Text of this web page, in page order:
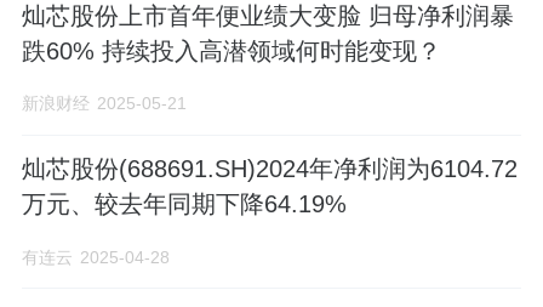
灿芯股份上市首年便业绩大变脸 归母净利润暴
跌60% 持续投入高潜领域何时能变现？
新浪财经 2025-05-21
灿芯股份(688691.SH)2024年净利润为6104.72
万元、较去年同期下降64.19%
有连云 2025-04-28